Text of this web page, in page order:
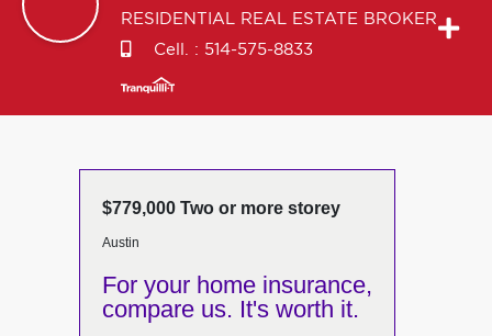
RESIDENTIAL REAL ESTATE BROKER
Cell. : 514-575-8833
$779,000 Two or more storey
Austin
For your home insurance,
compare us. It's worth it.